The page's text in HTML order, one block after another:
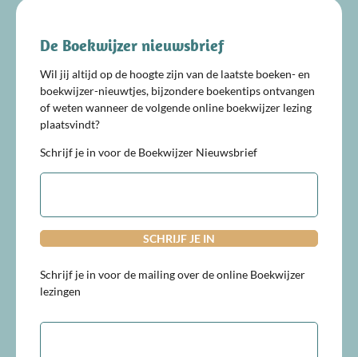
De Boekwijzer nieuwsbrief
Wil jij altijd op de hoogte zijn van de laatste boeken- en
boekwijzer-nieuwtjes, bijzondere boekentips ontvangen
of weten wanneer de volgende online boekwijzer lezing
plaatsvindt?
Schrijf je in voor de Boekwijzer Nieuwsbrief
E-
Schrijf je in voor de mailing over de online Boekwijzer
lezingen
E-